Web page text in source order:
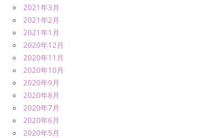
2021年3月
2021年2月
2021年1月
2020年12月
2020年11月
2020年10月
2020年9月
2020年8月
2020年7月
2020年6月
2020年5月